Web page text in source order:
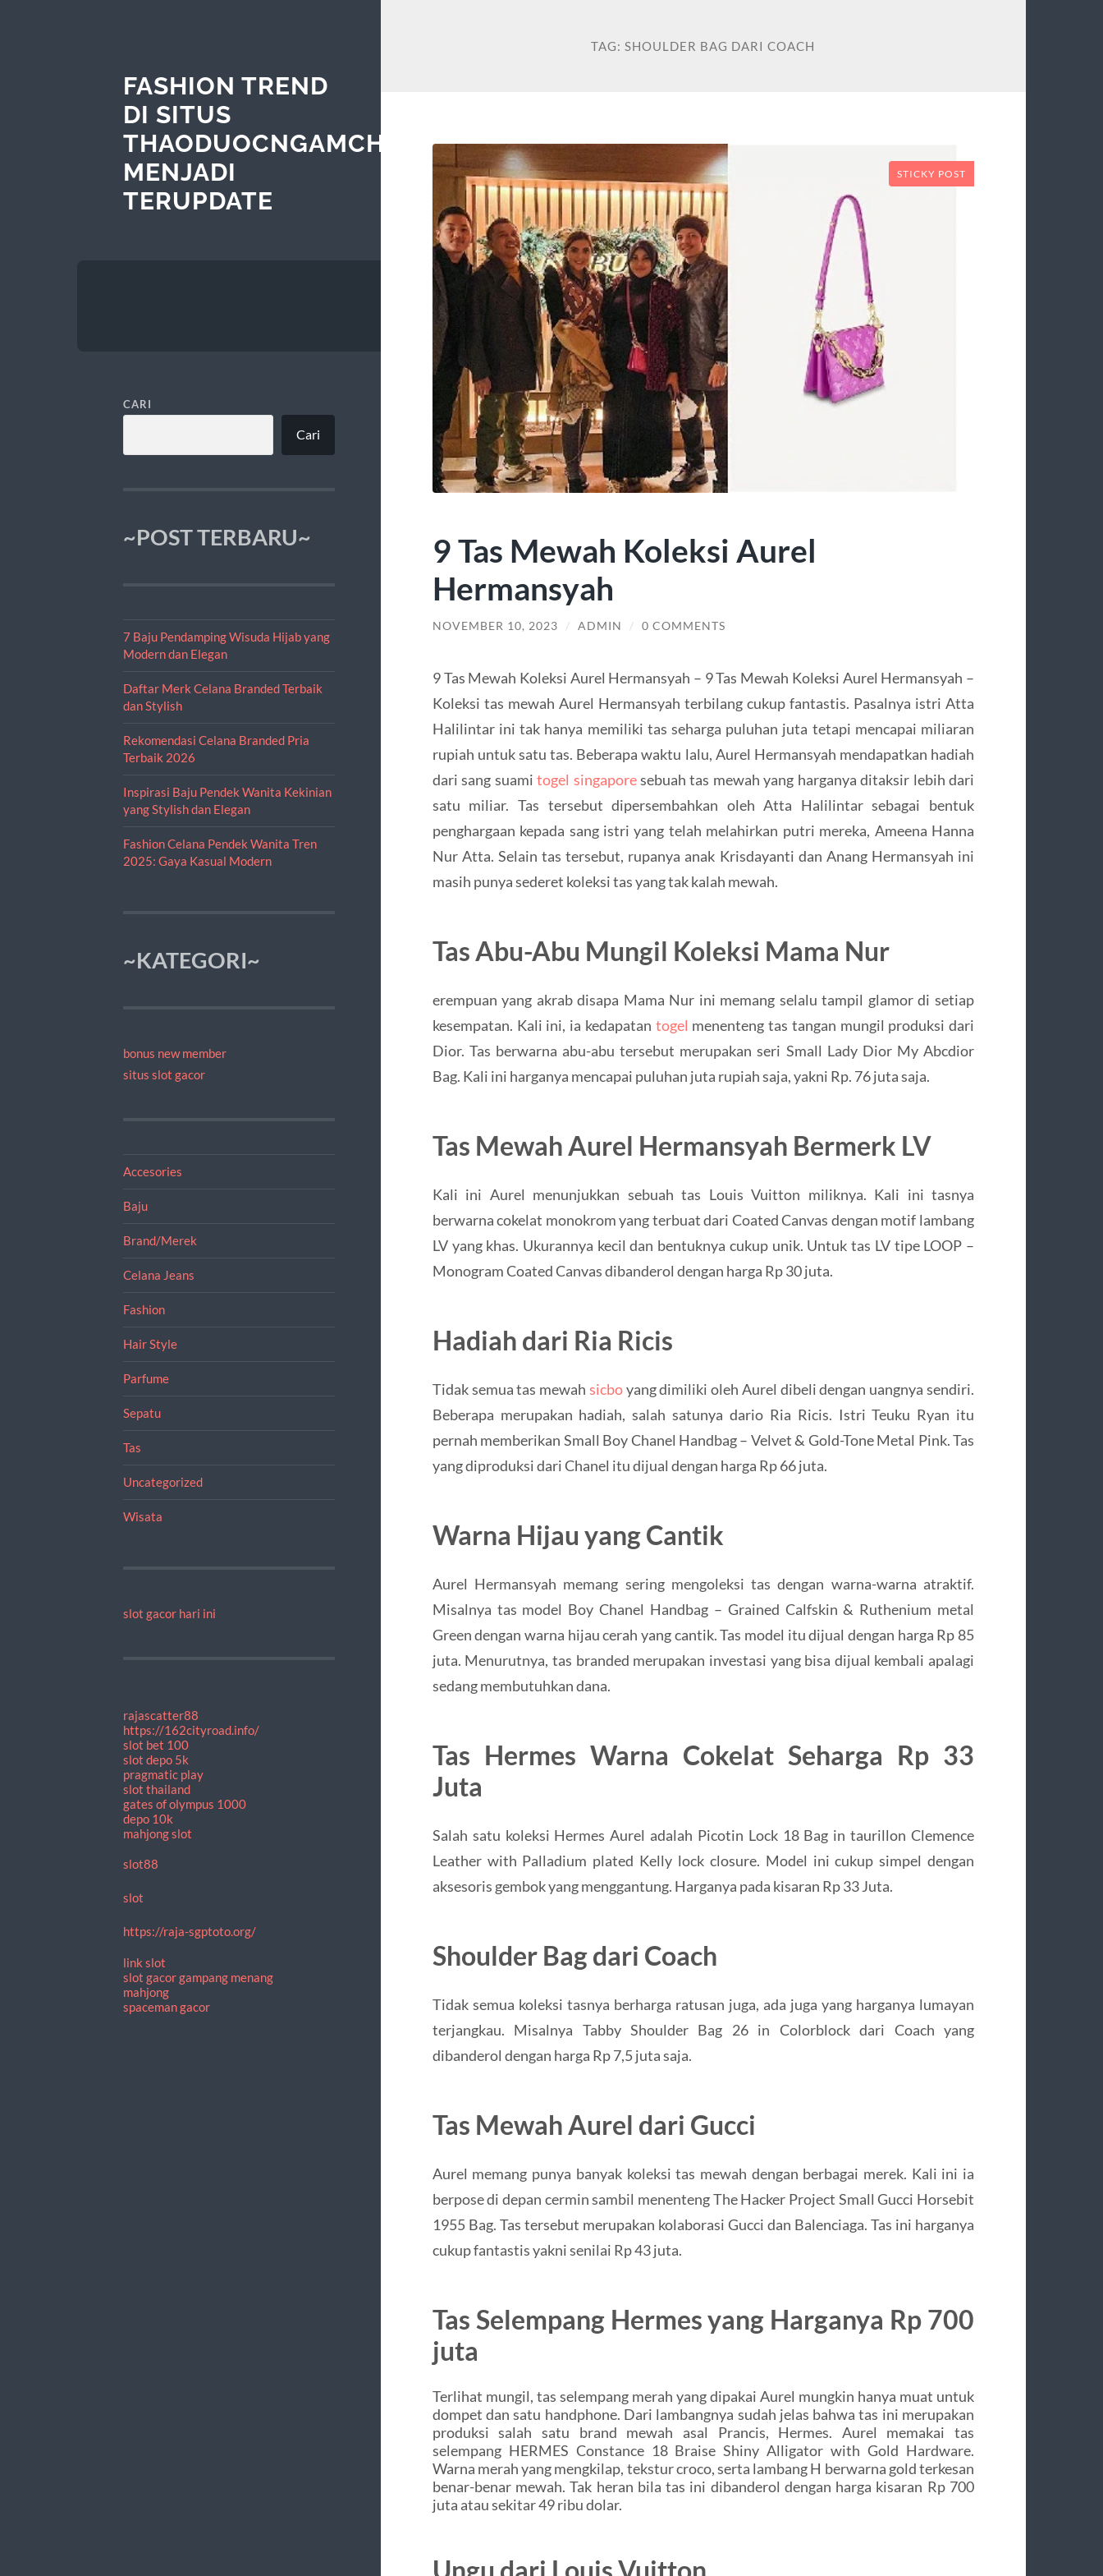
FASHION TREND
DI SITUS
THAODUOCNGAMCHAN
MENJADI
TERUPDATE
CARI
Cari
~POST TERBARU~
7 Baju Pendamping Wisuda Hijab yang
Modern dan Elegan
Daftar Merk Celana Branded Terbaik
dan Stylish
Rekomendasi Celana Branded Pria
Terbaik 2026
Inspirasi Baju Pendek Wanita Kekinian
yang Stylish dan Elegan
Fashion Celana Pendek Wanita Tren
2025: Gaya Kasual Modern
~KATEGORI~
bonus new member
situs slot gacor
Accesories
Baju
Brand/Merek
Celana Jeans
Fashion
Hair Style
Parfume
Sepatu
Tas
Uncategorized
Wisata
slot gacor hari ini
rajascatter88
https://162cityroad.info/
slot bet 100
slot depo 5k
pragmatic play
slot thailand
gates of olympus 1000
depo 10k
mahjong slot
slot88
slot
https://raja-sgptoto.org/
link slot
slot gacor gampang menang
mahjong
spaceman gacor
TAG:SHOULDER BAG DARI COACH
STICKY POST
9 Tas Mewah Koleksi Aurel
Hermansyah
NOVEMBER 10, 2023 / ADMIN / 0 COMMENTS
9 Tas Mewah Koleksi Aurel Hermansyah – 9 Tas Mewah Koleksi Aurel Hermansyah –
Koleksi tas mewah Aurel Hermansyah terbilang cukup fantastis. Pasalnya istri Atta
Halilintar ini tak hanya memiliki tas seharga puluhan juta tetapi mencapai miliaran
rupiah untuk satu tas. Beberapa waktu lalu, Aurel Hermansyah mendapatkan hadiah
dari sang suamitogel singaporesebuah tas mewah yang harganya ditaksir lebih dari
satu miliar. Tas tersebut dipersembahkan oleh Atta Halilintar sebagai bentuk
penghargaan kepada sang istri yang telah melahirkan putri mereka, Ameena Hanna
Nur Atta. Selain tas tersebut, rupanya anak Krisdayanti dan Anang Hermansyah ini
masih punya sederet koleksi tas yang tak kalah mewah.
Tas Abu-Abu Mungil Koleksi Mama Nur
erempuan yang akrab disapa Mama Nur ini memang selalu tampil glamor di setiap
kesempatan. Kali ini, ia kedapatan togel menenteng tas tangan mungil produksi dari
Dior. Tas berwarna abu-abu tersebut merupakan seri Small Lady Dior My Abcdior
Bag. Kali ini harganya mencapai puluhan juta rupiah saja, yakni Rp. 76 juta saja.
Tas Mewah Aurel Hermansyah Bermerk LV
Kali ini Aurel menunjukkan sebuah tas Louis Vuitton miliknya. Kali ini tasnya
berwarna cokelat monokrom yang terbuat dari Coated Canvas dengan motif lambang
LV yang khas. Ukurannya kecil dan bentuknya cukup unik. Untuk tas LV tipe LOOP –
Monogram Coated Canvas dibanderol dengan harga Rp 30 juta.
Hadiah dari Ria Ricis
Tidak semua tas mewah sicboyang dimiliki oleh Aurel dibeli dengan uangnya sendiri.
Beberapa merupakan hadiah, salah satunya dario Ria Ricis. Istri Teuku Ryan itu
pernah memberikan Small Boy Chanel Handbag – Velvet & Gold-Tone Metal Pink. Tas
yang diproduksi dari Chanel itu dijual dengan harga Rp 66 juta.
Warna Hijau yang Cantik
Aurel Hermansyah memang sering mengoleksi tas dengan warna-warna atraktif.
Misalnya tas model Boy Chanel Handbag – Grained Calfskin & Ruthenium metal
Green dengan warna hijau cerah yang cantik. Tas model itu dijual dengan harga Rp 85
juta. Menurutnya, tas branded merupakan investasi yang bisa dijual kembali apalagi
sedang membutuhkan dana.
Tas Hermes Warna Cokelat Seharga Rp 33
Juta
Salah satu koleksi Hermes Aurel adalah Picotin Lock 18 Bag in taurillon Clemence
Leather with Palladium plated Kelly lock closure. Model ini cukup simpel dengan
aksesoris gembok yang menggantung. Harganya pada kisaran Rp 33 Juta.
Shoulder Bag dari Coach
Tidak semua koleksi tasnya berharga ratusan juga, ada juga yang harganya lumayan
terjangkau. Misalnya Tabby Shoulder Bag 26 in Colorblock dari Coach yang
dibanderol dengan harga Rp 7,5 juta saja.
Tas Mewah Aurel dari Gucci
Aurel memang punya banyak koleksi tas mewah dengan berbagai merek. Kali ini ia
berpose di depan cermin sambil menenteng The Hacker Project Small Gucci Horsebit
1955 Bag. Tas tersebut merupakan kolaborasi Gucci dan Balenciaga. Tas ini harganya
cukup fantastis yakni senilai Rp 43 juta.
Tas Selempang Hermes yang Harganya Rp 700
juta
Terlihat mungil, tas selempang merah yang dipakai Aurel mungkin hanya muat untuk
dompet dan satu handphone. Dari lambangnya sudah jelas bahwa tas ini merupakan
produksi salah satu brand mewah asal Prancis, Hermes. Aurel memakai tas
selempang HERMES Constance 18 Braise Shiny Alligator with Gold Hardware.
Warna merah yang mengkilap, tekstur croco, serta lambang H berwarna gold terkesan
benar-benar mewah. Tak heran bila tas ini dibanderol dengan harga kisaran Rp 700
juta atau sekitar 49 ribu dolar.